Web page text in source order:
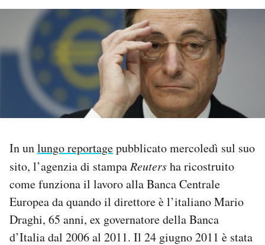
NEWSLETTER
SHOP
CALENDARIO
In unlungo reportagepubblicato mercoledì sul suo
sito, l’agenzia di stampa Reutersha ricostruito
come funziona il lavoro alla Banca Centrale
Europea da quando il direttore è l’italiano Mario
Draghi, 65 anni, ex governatore della Banca
d’Italia dal 2006 al 2011. Il 24 giugno 2011 è stata